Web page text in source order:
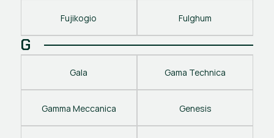
Fujikogio Fulghum
G
Gala Gama Technica
Gamma Meccanica Genesis